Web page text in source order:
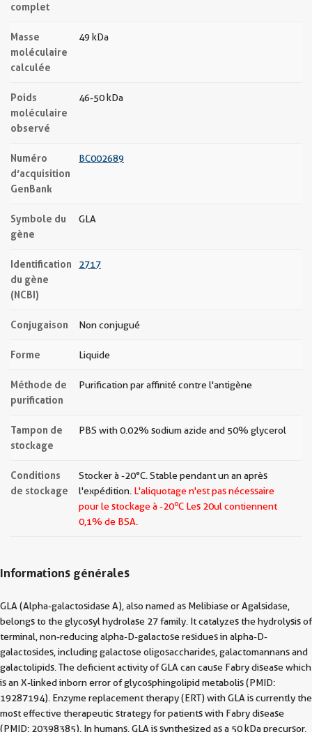
complet
Masse
moléculaire
calculée
49 kDa
Poids
moléculaire
observé
46-50 kDa
Numéro
d’acquisition
GenBank
BC002689
Symbole du
gène
GLA
Identification
du gène
(NCBI)
2717
Conjugaison Non conjugué
Forme Liquide
Méthode de
purification
Purification par affinité contre l'antigène
Tampon de
stockage
PBS with 0.02% sodium azide and 50% glycerol
Conditions
de stockage
Stocker à -20°C. Stable pendant un an après
l'expédition. L'aliquotage n'est pas nécessaire
pour le stockage à -20oC Les 20ul contiennent
0,1% de BSA.
Informations générales
GLA (Alpha-galactosidase A), also named as Melibiase or Agalsidase,
belongs to the glycosyl hydrolase 27 family. It catalyzes the hydrolysis of
terminal, non-reducing alpha-D-galactose residues in alpha-D-
galactosides, including galactose oligosaccharides, galactomannans and
galactolipids. The deficient activity of GLA can cause Fabry disease which
is an X-linked inborn error of glycosphingolipid metabolis (PMID:
19287194). Enzyme replacement therapy (ERT) with GLA is currently the
most effective therapeutic strategy for patients with Fabry disease
(PMID: 20398385). In humans, GLA is synthesized as a 50 kDa precursor,